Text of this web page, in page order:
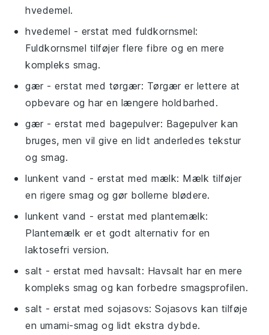
hvedemel.
hvedemel - erstat medfuldkornsmel:
Fuldkornsmel tilføjer flere fibre og en mere
kompleks smag.
gær - erstat med tørgær: Tørgær er lettere at
opbevare og har en længere holdbarhed.
gær - erstat med bagepulver: Bagepulver kan
bruges, men vil give en lidt anderledes tekstur
og smag.
lunkent vand - erstat medmælk: Mælk tilføjer
en rigere smag og gør bollerne blødere.
lunkent vand - erstat medplantemælk:
Plantemælk er et godt alternativ for en
laktosefri version.
salt - erstat medhavsalt: Havsalt har en mere
kompleks smag og kan forbedre smagsprofilen.
salt - erstat medsojasovs: Sojasovs kan tilføje
en umami-smag og lidt ekstra dybde.